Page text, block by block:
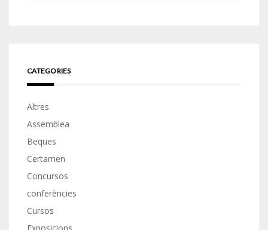
CATEGORIES
Altres
Assemblea
Beques
Certamen
Concursos
conferències
Cursos